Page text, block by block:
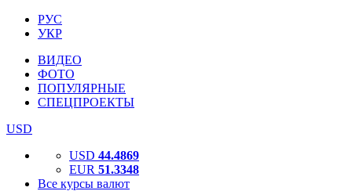
РУС
УКР
ВИДЕО
ФОТО
ПОПУЛЯРНЫЕ
СПЕЦПРОЕКТЫ
USD
USD 44.4869
EUR 51.3348
Все курсы валют